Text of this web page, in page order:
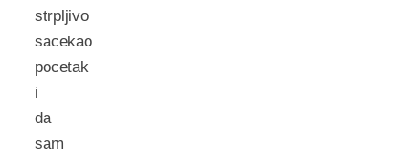
strpljivo
sacekao
pocetak
i
da
sam